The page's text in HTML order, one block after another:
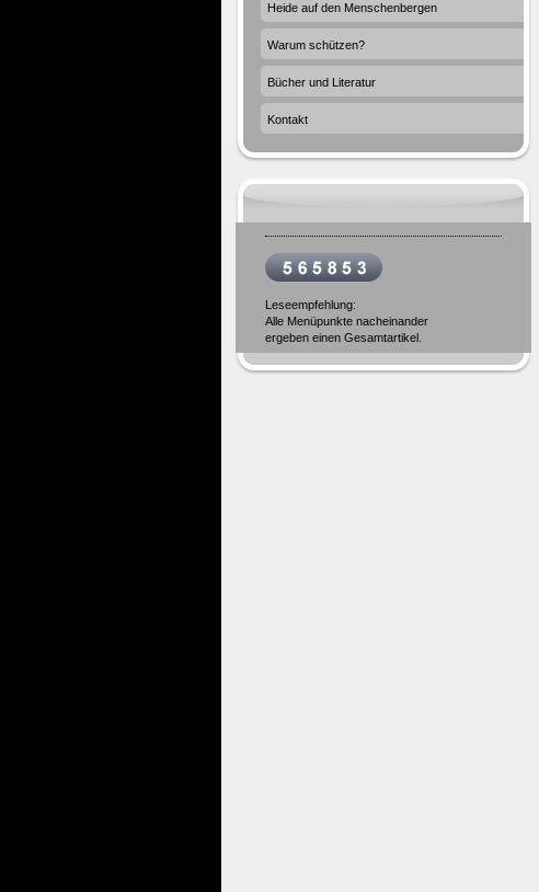
Heide auf den Menschenbergen
Warum schützen?
Bücher und Literatur
Kontakt
Leseempfehlung:
Alle Menüpunkte nacheinander
ergeben einen Gesamtartikel.